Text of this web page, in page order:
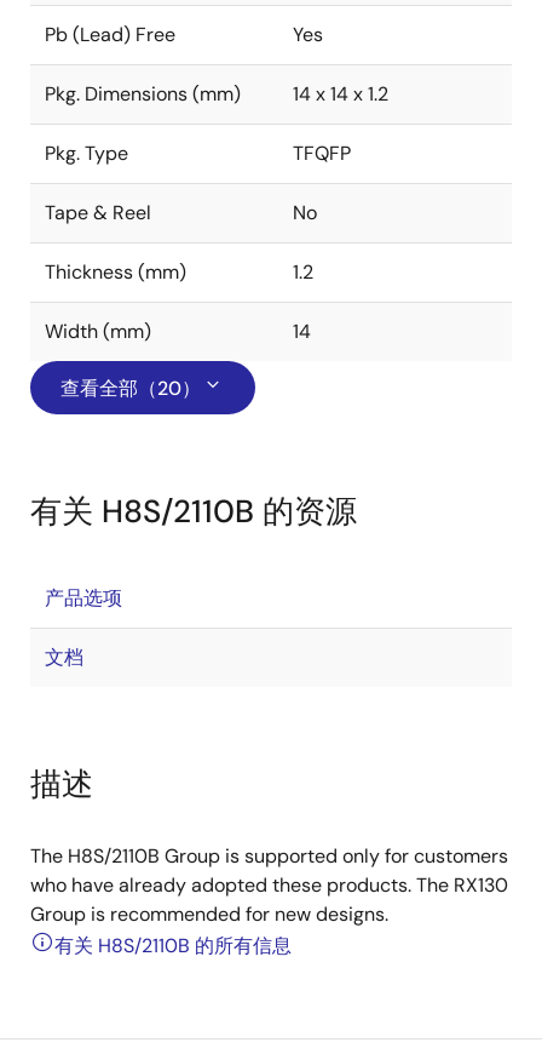
Pb (Lead) Free Yes
Pkg. Dimensions (mm) 14 x 14 x 1.2
Pkg. Type TFQFP
Tape & Reel No
Thickness (mm) 1.2
Width (mm) 14
查看全部（20）
有关 H8S/2110B 的资源
产品选项
文档
描述
The H8S/2110B Group is supported only for customers
who have already adopted these products. The RX130
Group is recommended for new designs.
有关 H8S/2110B 的所有信息